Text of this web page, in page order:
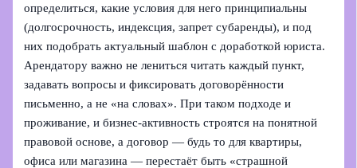
определиться, какие условия для него принципиальны
(долгосрочность, индексция, запрет субаренды), и под
них подобрать актуальный шаблон с доработкой юриста.
Арендатору важно не лениться читать каждый пункт,
задавать вопросы и фиксировать договорённости
письменно, а не «на словах». При таком подходе и
проживание, и бизнес-активность строятся на понятной
правовой основе, а договор — будь то для квартиры,
офиса или магазина — перестаёт быть «страшной